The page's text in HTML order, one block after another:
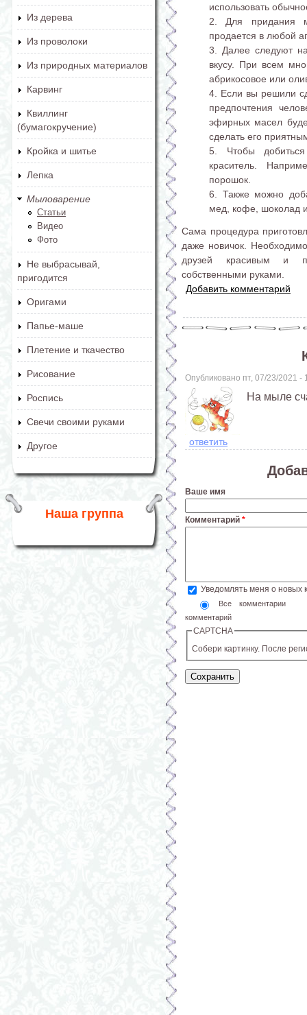
Из дерева
Из проволоки
Из природных материалов
Карвинг
Квиллинг
(бумагокручение)
Кройка и шитье
Лепка
Мыловарение
Статьи
Видео
Фото
Не выбрасывай,
пригодится
Оригами
Папье-маше
Плетение и ткачество
Рисование
Роспись
Свечи своими руками
Другое
Наша группа
использовать
Для придания
продается в любой
Далее следуют
вкусу. При всем
абрикосовое или
Если вы решили
предпочтения
эфирных масел
сделать его
Чтобы
краситель.
порошок.
Также можно
мед, кофе, шоколад
Сама процедура
даже новичок.
друзей красивым и
собственными руками.
Добавить комментарий
Опубликовано пт, 07/23/2021
На мыле
ответить
Ваше имя
Комментарий *
Уведомлять меня о новых
Все комментарии
комментарий
CAPTCHA
Собери картинку. После